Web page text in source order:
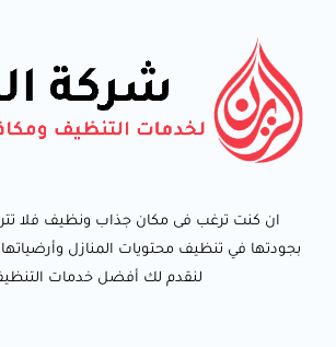
ان كنت ترغب فى مكان جذاب ونظيف فلا
بجودتها في تنظيف محتويات المنازل
لنقدم لك أفضل خدمات